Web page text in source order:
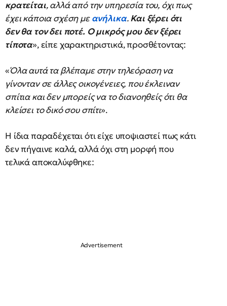
κρατείται, αλλά από την υπηρεσία του, όχι πως
έχει κάποια σχέση μεανήλικα.Και ξέρει ότι
δεν θα τον δει ποτέ. Ο μικρός μου δεν ξέρει
τίποτα», είπε χαρακτηριστικά, προσθέτοντας:
«Όλα αυτά τα βλέπαμε στην τηλεόραση να
γίνονταν σε άλλες οικογένειες, που έκλειναν
σπίτια και δεν μπορείς να το διανοηθείς ότι θα
κλείσει το δικό σου σπίτι».
Η ίδια παραδέχεται ότι είχε υποψιαστεί πως κάτι
δεν πήγαινε καλά, αλλά όχι στη μορφή που
τελικά αποκαλύφθηκε: